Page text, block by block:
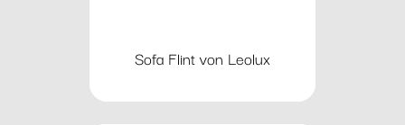
Sofa Flint von Leolux